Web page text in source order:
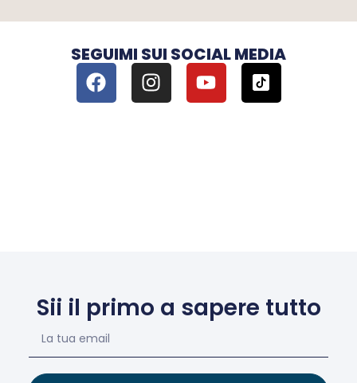
SEGUIMI SUI SOCIAL MEDIA
Sii il primo a sapere tutto